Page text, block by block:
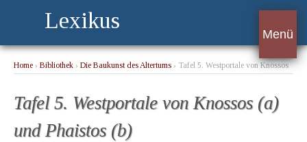
Lexikus
Menü
Home › Bibliothek › Die Baukunst des Altertums › Tafel 5. Westportale von Knossos
Tafel 5. Westportale von Knossos (a)
und Phaistos (b)